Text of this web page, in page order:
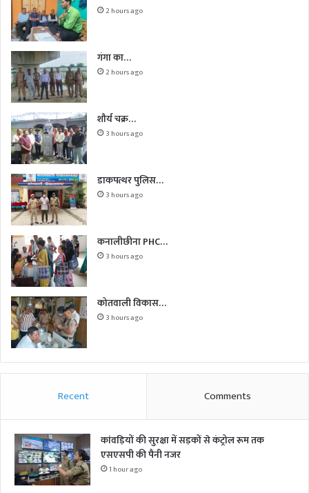
2 hours ago
गंगा का…
2 hours ago
शौर्य चक्र…
3 hours ago
डाकपत्थर पुलिस…
3 hours ago
कनालीछीना PHC…
3 hours ago
कोतवाली विकास…
3 hours ago
Recent Comments
कांवड़ियों की सुरक्षा में सड़कों से कंट्रोल रूम तक
एसएसपी की पैनी नजर
1 hour ago